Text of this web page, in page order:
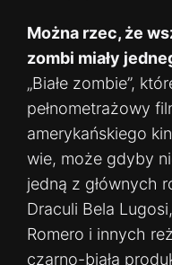
Można rzec, że
zombi miały
„Białe zombie”,
pełnometrażowy
amerykańskiego
wie, może gdyby
jedną z głównych
Draculi Bela
Romero i innych
czarno-biała